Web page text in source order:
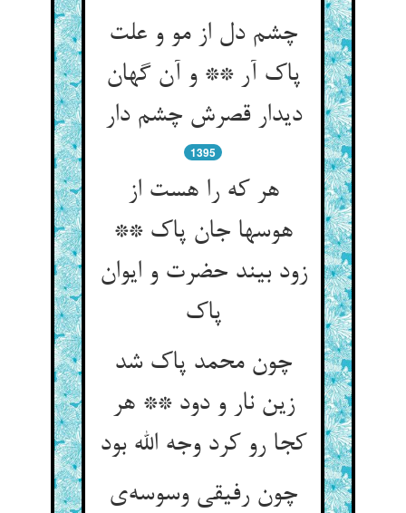
چشم دل از مو و علت
پاک آر ** و آن گهان
دیدار قصرش چشم دار
1395
هر که را هست از
هوسها جان پاک **
زود بیند حضرت و ایوان
چون محمد پاک شد
زین نار و دود ** هر
کجا رو کرد وجه الله بود
چون رفیقی وسوسه‌‌ی